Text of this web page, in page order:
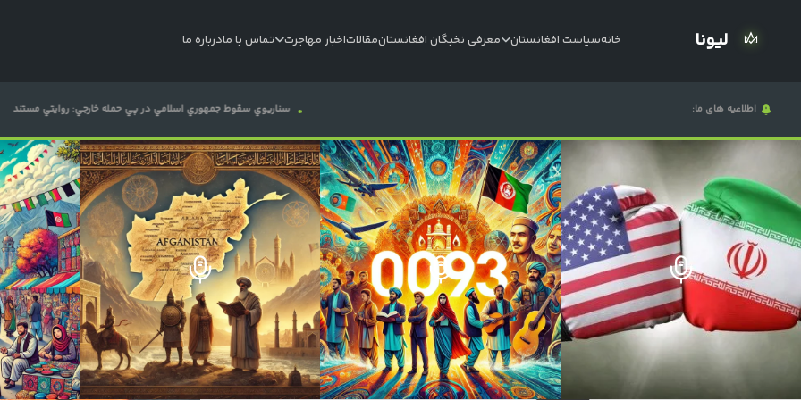
لیونا خانهسیاست افغانستان معرفی نخبگان افغانستانمقالاتاخبار مهاجرت
طرح پست 1
طرح پست 2
طرح پست 3
طرح پست 4
استاندارد
ویدیو
طرح 1
طرح 2
تماس با مادرباره ما
سیاست
افغانستان
معرفی
نخبگان
افغانستان
مقالات
مهاجرت
اطلاعیه های ما: سناريوي سقوط جمهوري اسلامي در پي حمله خارجي: روايتي مستند دو صفر نود و سه؛